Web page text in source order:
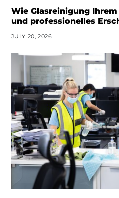
Wie Glasreinigung
und professionelles
JULY 20, 2026